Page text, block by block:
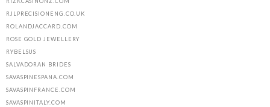
RJLPRECISIONENG.CO.UK
ROLANDJACCARD.COM
ROSE GOLD JEWELLERY
RYBELSUS
SALVADORAN BRIDES
SAVASPINESPANA.COM
SAVASPINFRANCE.COM
SAVASPINITALY.COM